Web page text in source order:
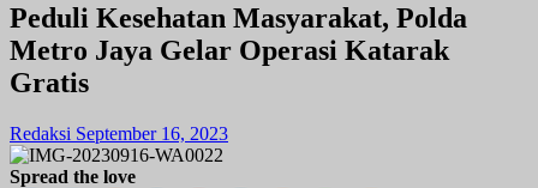
Peduli Kesehatan Masyarakat, Polda
Metro Jaya Gelar Operasi Katarak
Gratis
Redaksi September 16, 2023
Spread the love